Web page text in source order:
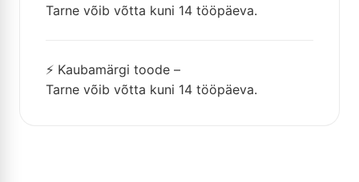
Tarne võib võtta kuni 14 tööpäeva.
⚡ Kaubamärgi toode –
Tarne võib võtta kuni 14 tööpäeva.